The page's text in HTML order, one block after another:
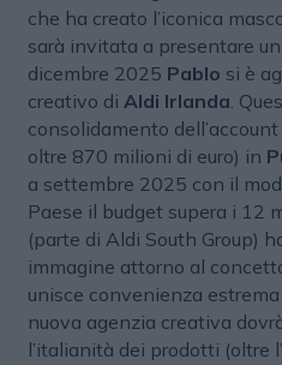
che ha creato l’iconica
sarà invitata a presentare
dicembre 2025 Pablo si è
creativo di Aldi Irlanda .
consolidamento
oltre 870 milioni di euro) in
a settembre 2025 con il
Paese il budget supera i 12
(parte di Aldi South Group)
immagine attorno al
unisce convenienza
nuova agenzia creativa
l’italianità dei prodotti (oltre